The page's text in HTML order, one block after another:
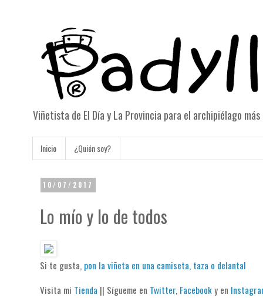
Viñetista de El Día y La Provincia para el archipiélago
Inicio ¿Quién soy?
10/07/2017
Lo mío y lo de todos
Si te gusta, pon la viñeta en una camiseta, taza o delantal
Visita mi Tienda || Sígueme en Twitter, Facebooky en